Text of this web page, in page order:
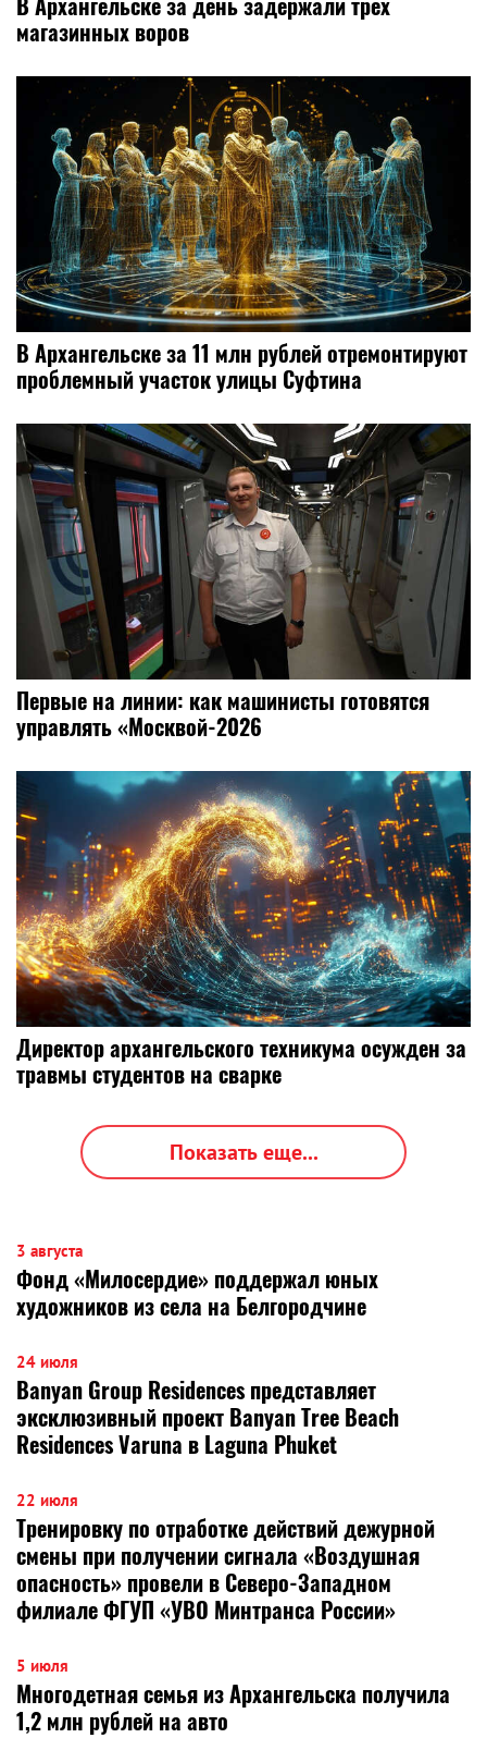
магазинных воров
В Архангельске за 11 млн рублей отремонтируют
проблемный участок улицы Суфтина
Первые на линии: как машинисты готовятся
управлять «Москвой-2026
Директор архангельского техникума осужден за
травмы студентов на сварке
Показать еще...
3 августа
Фонд «Милосердие» поддержал юных
художников из села на Белгородчине
24 июля
Banyan Group Residences представляет
эксклюзивный проект Banyan Tree Beach
Residences Varuna в Laguna Phuket
22 июля
Тренировку по отработке действий дежурной
смены при получении сигнала «Воздушная
опасность» провели в Северо-Западном
филиале ФГУП «УВО Минтранса России»
5 июля
Многодетная семья из Архангельска получила
1,2 млн рублей на авто